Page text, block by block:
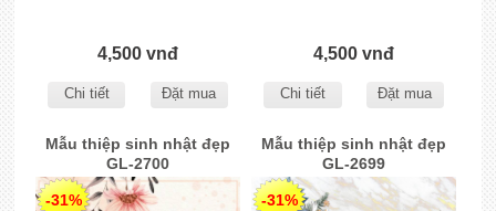
4,500 vnđ
Chi tiết Đặt mua
4,500 vnđ
Chi tiết Đặt mua
Mẫu thiệp sinh nhật đẹp
GL-2700
-31%
Mẫu thiệp sinh nhật đẹp
GL-2699
-31%